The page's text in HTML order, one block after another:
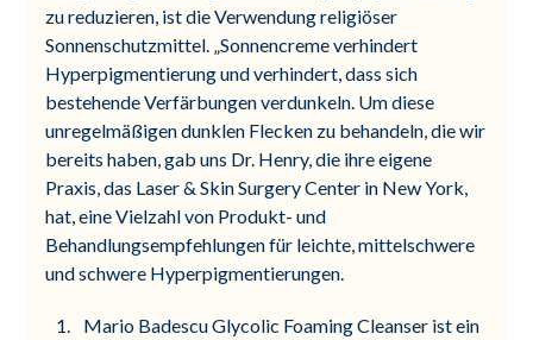
zu reduzieren, ist die Verwendung religiöser
Sonnenschutzmittel. „Sonnencreme verhindert
Hyperpigmentierung und verhindert, dass sich
bestehende Verfärbungen verdunkeln. Um diese
unregelmäßigen dunklen Flecken zu behandeln, die wir
bereits haben, gab uns Dr. Henry, die ihre eigene
Praxis, das Laser & Skin Surgery Center in New York,
hat, eine Vielzahl von Produkt- und
Behandlungsempfehlungen für leichte, mittelschwere
und schwere Hyperpigmentierungen.
Mario Badescu Glycolic Foaming Cleanser ist ein